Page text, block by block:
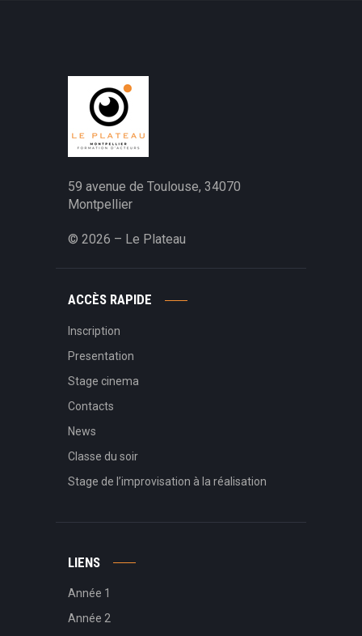
59 avenue de Toulouse, 34070
Montpellier‎
© 2026 – Le Plateau
ACCÈS RAPIDE
Inscription
Presentation
Stage cinema
Contacts
News
Classe du soir
Stage de l’improvisation à la réalisation
LIENS
Année 1
Année 2